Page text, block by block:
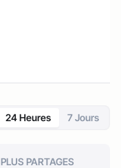
24 Heures 7 Jours
PLUS PARTAGES